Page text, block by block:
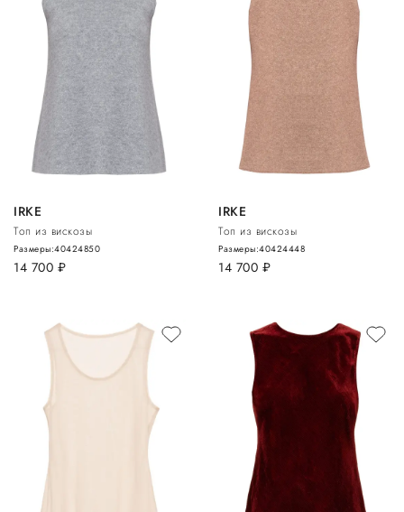
IRKE
Топ из вискозы
14 700 руб.
Размеры:40424850
IRKE
Топ из вискозы
14 700 руб.
Размеры:40424448